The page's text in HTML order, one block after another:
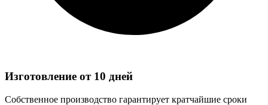
Изготовление от 10 дней
Собственное производство гарантирует кратчайшие сроки